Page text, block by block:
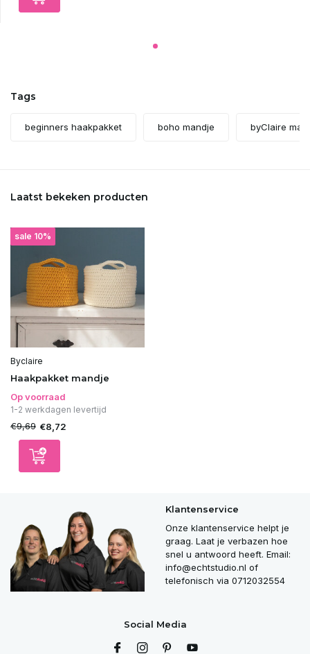
Tags
beginners haakpakket boho mandje byClaire
Laatst bekeken producten
sale 10%
Byclaire
Haakpakket mandje
Op voorraad
1-2 werkdagen levertijd
€9,69 €8,72
Klantenservice
Onze klantenservice helpt je
graag. Laat je verbazen hoe
snel u antwoord heeft. Email:
info@echtstudio.nl of
telefonisch via 0712032554
Social Media